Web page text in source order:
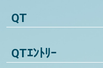
QT
QTｴﾝﾄﾘｰ